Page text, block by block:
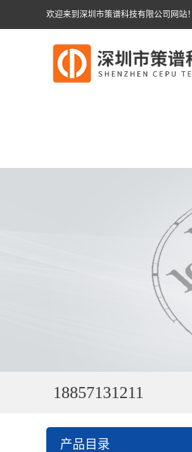
欢迎来到深圳市策谱科技有限公司网站！
18857131211
产品目录